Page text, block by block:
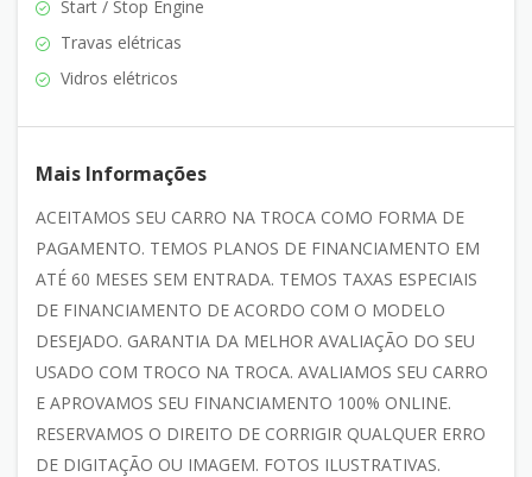
Start / Stop Engine
Travas elétricas
Vidros elétricos
Mais Informações
ACEITAMOS SEU CARRO NA TROCA COMO FORMA DE
PAGAMENTO. TEMOS PLANOS DE FINANCIAMENTO EM
ATÉ 60 MESES SEM ENTRADA. TEMOS TAXAS ESPECIAIS
DE FINANCIAMENTO DE ACORDO COM O MODELO
DESEJADO. GARANTIA DA MELHOR AVALIAÇÃO DO SEU
USADO COM TROCO NA TROCA. AVALIAMOS SEU CARRO
E APROVAMOS SEU FINANCIAMENTO 100% ONLINE.
RESERVAMOS O DIREITO DE CORRIGIR QUALQUER ERRO
DE DIGITAÇÃO OU IMAGEM. FOTOS ILUSTRATIVAS.